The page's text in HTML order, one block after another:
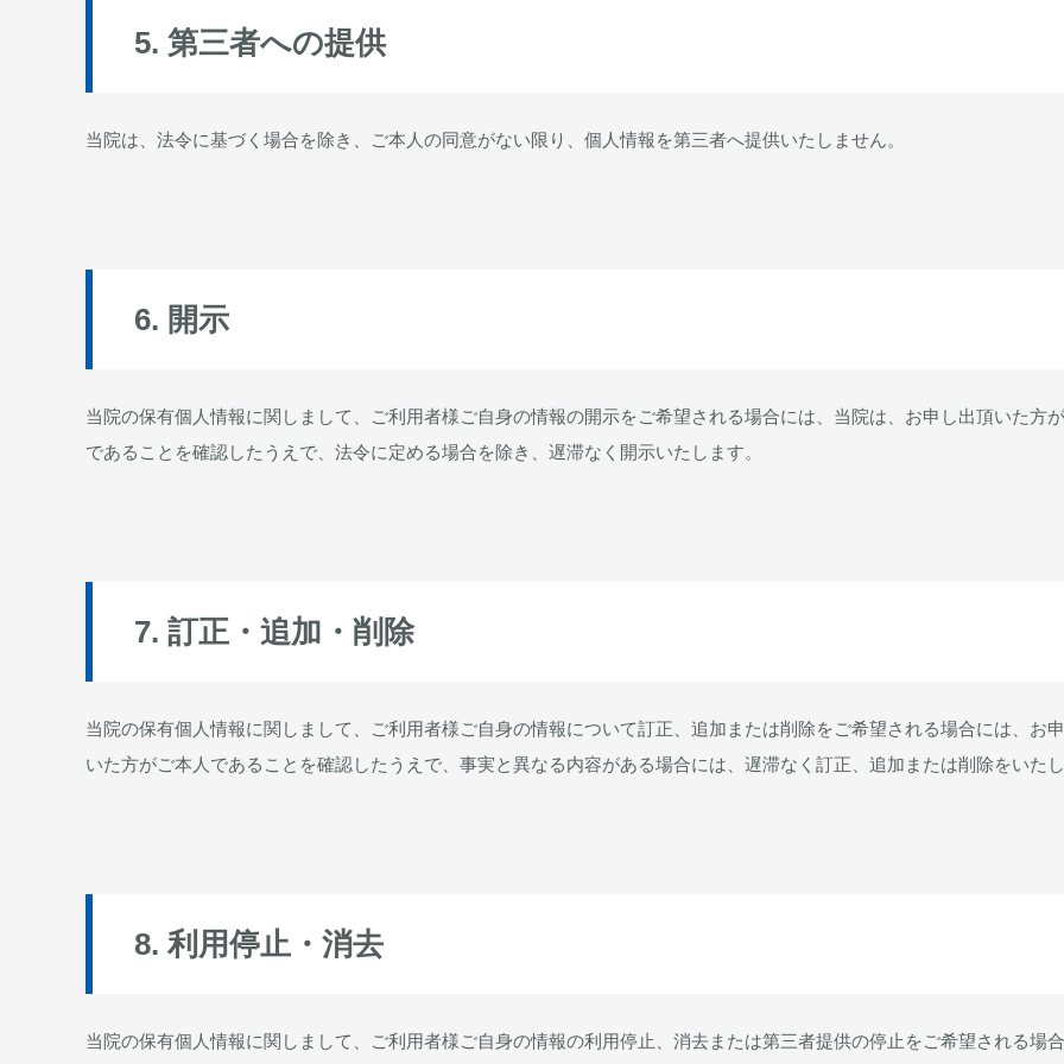
5. 第三者への提供
当院は、法令に基づく場合を除き、ご本人の同意がない限り、個人情報を第三者へ提供いたしません。
6. 開示
当院の保有個人情報に関しまして、ご利用者様ご自身の情報の開示をご希望される場合には、当院は、お申し出頂いた方
であることを確認したうえで、法令に定める場合を除き、遅滞なく開示いたします。
7. 訂正・追加・削除
当院の保有個人情報に関しまして、ご利用者様ご自身の情報について訂正、追加または削除をご希望される場合には、お
いた方がご本人であることを確認したうえで、事実と異なる内容がある場合には、遅滞なく訂正、追加または削除をいた
8. 利用停止・消去
当院の保有個人情報に関しまして、ご利用者様ご自身の情報の利用停止、消去または第三者提供の停止をご希望される場